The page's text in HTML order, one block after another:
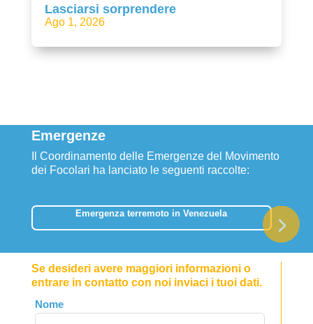
Lasciarsi sorprendere
Ago 1, 2026
Emergenze
Il Coordinamento delle Emergenze del Movimento
dei Focolari ha lanciato le seguenti raccolte:
Emergenza terremoto in Venezuela
Se desideri avere maggiori informazioni o
entrare in contatto con noi inviaci i tuoi dati.
Leave
this
Nome